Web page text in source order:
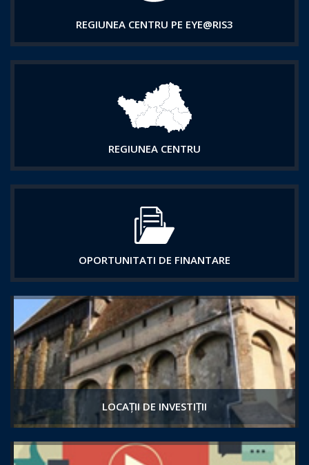
REGIUNEA CENTRU PE EYE@RIS3
REGIUNEA CENTRU
OPORTUNITATI DE FINANTARE
LOCAȚII DE INVESTIȚII